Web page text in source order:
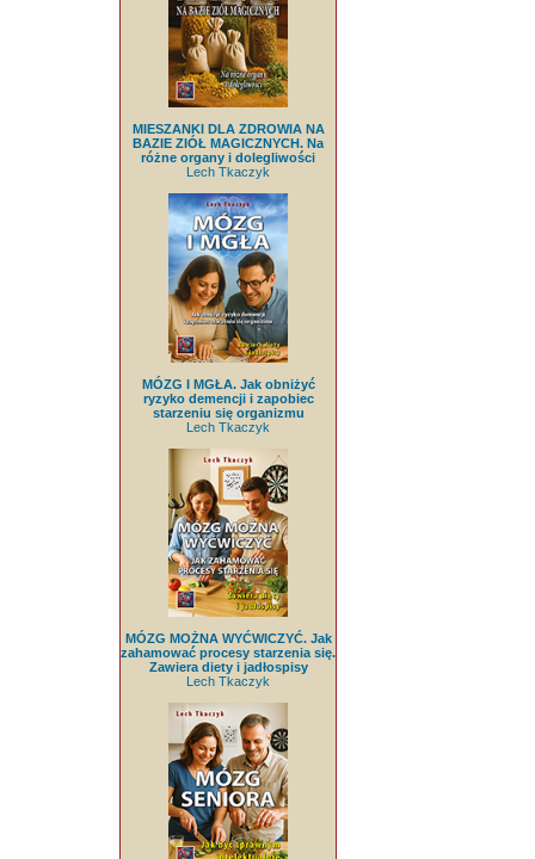
MIESZANKI DLA ZDROWIA NA
BAZIE ZIÓŁ MAGICZNYCH. Na
różne organy i dolegliwości
Lech Tkaczyk
MÓZG I MGŁA. Jak obniżyć
ryzyko demencji i zapobiec
starzeniu się organizmu
Lech Tkaczyk
MÓZG MOŻNA WYĆWICZYĆ. Jak
zahamować procesy starzenia się.
Zawiera diety i jadłospisy
Lech Tkaczyk